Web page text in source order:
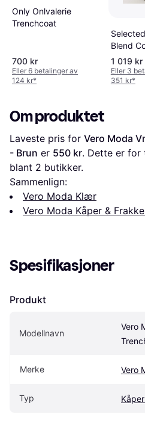
Only Onlvalerie
Trenchcoat
700 kr
Eller 6 betalinger av
124 kr*
Blend
Beige
1 019 kr
Eller 3
351 kr*
Om produktet
Laveste pris for Vero Moda
- Brun er 550 kr. Dette er for
blant 2 butikker.
Sammenlign:
Vero Moda Klær
Vero Moda Kåper &
Spesifikasjoner
Produkt
Modellnavn
Vero
Merke Vero
Typ